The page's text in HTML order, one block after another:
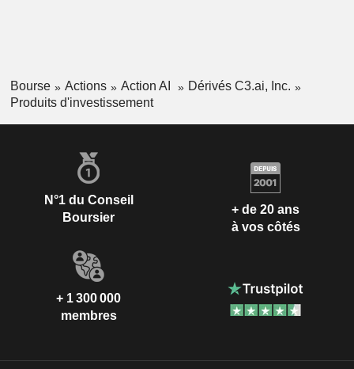
Bourse Actions Action AI
Dérivés C3.ai, Inc.
Produits d'investissement
N°1 du Conseil
Boursier
+ de 20 ans
à vos côtés
+ 1 300 000
membres